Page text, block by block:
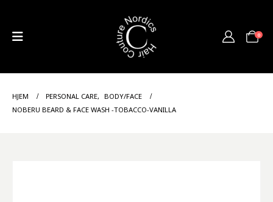
0
HJEM PERSONAL CARE, BODY/FACE
NOBERU BEARD & FACE WASH -TOBACCO-VANILLA